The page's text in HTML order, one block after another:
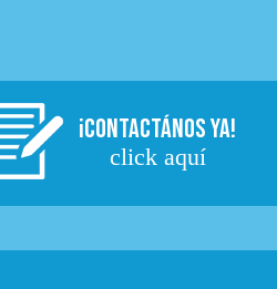
¡CONTACTÁNOS YA!
click aquí